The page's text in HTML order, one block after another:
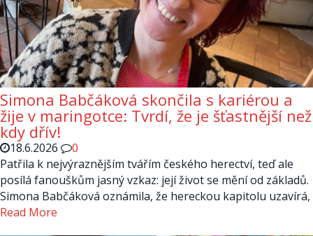
Simona Babčáková skončila s kariérou a
žije v maringotce: Tvrdí, že je šťastnější než
kdy dřív!
18.6.2026
0
Patřila k nejvýraznějším tvářím českého herectví, teď ale
posílá fanouškům jasný vzkaz: její život se mění od základů.
Simona Babčáková oznámila, že hereckou kapitolu uzavírá,
Read More